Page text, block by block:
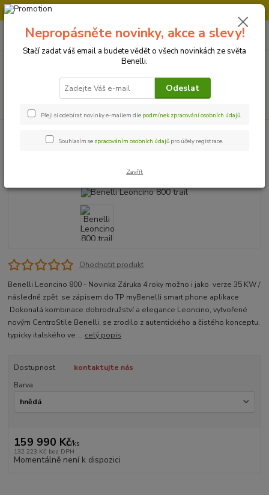
+420 728 500 481
Po-Pá 8:00 - 17:00
0
za0 Kč
Ohodnotit produkt
Benelli Leoncino 800 - Novinka Záruka 4 roky možno i jako verze 35 KW /
následně zpět se zápisem do TP myBenelli smart phone aplikace
Dokonalá kombinace dobrodružství a elegance Leoncino, vytvořené
novým CentroStile Benelli, se zrodilo z autentického a čistého konceptu,
typicky italského ve ... celý popis
Dostupnost
kontaktujte nás
Barva
159 990 Kč/ks
132 223 Kč bez DPH
Momentálně není k dispozici
Nepropásněte novinky, akce a slevy!
Stačí zadat váš email a budete vědět o všech novinkách ze světa
Benelli.
Odeslat
Přeji si odebírat novinky e-mailem dle podmínek zpracování osobních údajů.
Souhlasím se zpracováním osobních údajů pro účely registrace.
Zavřít